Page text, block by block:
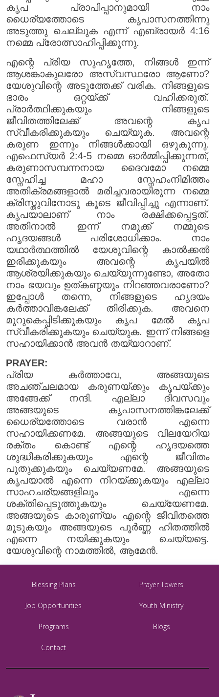
കൃപ പ്രാപിപ്പാനുമായി നാം
ധൈര്യത്തോടെ കൃപാസനത്തിന്നു
അടുത്തു ചെല്ലുക എന്ന് എബ്രായർ 4:16
നമ്മെ പ്രോത്സാഹിപ്പിക്കുന്നു.
എന്റെ പ്രിയ സുഹൃത്തേ, നിങ്ങൾ ഇന്ന്
ആശങ്കാകുലരോ അസ്വസ്ഥരോ ആണോ?
യേശുവിന്റെ അടുത്തേക്ക് വരിക. നിങ്ങളുടെ
ഭാരം ഒറ്റയ്ക്ക് വഹിക്കരുത്.
പ്രാർത്ഥിക്കുകയും നിങ്ങളുടെ
ജീവിതത്തിലേക്ക് അവന്റെ കൃപ
സ്വീകരിക്കുകയും ചെയ്യുക. അവന്റെ
കരുണ ഇന്നും നിങ്ങൾക്കായി ഒഴുകുന്നു.
എഫെസ്യർ 2:4-5 നമ്മെ ഓർമ്മിപ്പിക്കുന്നത്,
കരുണാസമ്പന്നനായ ദൈവമോ നമ്മെ
സ്നേഹിച്ച മഹാ സ്നേഹംനിമിത്തം
അതിക്രമങ്ങളാൽ മരിച്ചവരായിരുന്ന നമ്മെ
ക്രിസ്തുവിനോടു കൂടെ ജീവിപ്പിച്ചു എന്നാണ്.
കൃപയാലാണ് നാം രക്ഷിക്കപ്പെട്ടത്.
അതിനാൽ ഇന്ന് നമുക്ക് നമ്മുടെ
ഹൃദയങ്ങൾ പരിശോധിക്കാം. നാം
യഥാർത്ഥത്തിൽ യേശുവിന്റെ കാൽക്കൽ
ഇരിക്കുകയും അവന്റെ കൃപയിൽ
ആശ്രയിക്കുകയും ചെയ്യുന്നുണ്ടോ, അതോ
നാം ഭയവും ഉത്കണ്ഠയും നിറഞ്ഞവരാണോ?
ഇപ്പോൾ തന്നെ, നിങ്ങളുടെ ഹൃദയം
കർത്താവിങ്കലേക്ക് തിരിക്കുക. അവനെ
മുറുകെപ്പിടിക്കുകയും കൃപ മേൽ കൃപ
സ്വീകരിക്കുകയും ചെയ്യുക. ഇന്ന് നിങ്ങളെ
സഹായിക്കാൻ അവൻ തയ്യാറാണ്.
PRAYER:
പ്രിയ കർത്താവേ, അങ്ങയുടെ
അചഞ്ചലമായ കരുണയ്ക്കും കൃപയ്ക്കും
അങ്ങേക്ക് നന്ദി. എല്ലാ ദിവസവും
അങ്ങയുടെ കൃപാസനത്തിങ്കലേക്ക്
ധൈര്യത്തോടെ വരാൻ എന്നെ
സഹായിക്കണമേ. അങ്ങയുടെ വിലയേറിയ
രക്തം കൊണ്ട് എന്റെ ഹൃദയത്തെ
ശുദ്ധീകരിക്കുകയും എന്റെ ജീവിതം
പുതുക്കുകയും ചെയ്യണമേ. അങ്ങയുടെ
കൃപയാൽ എന്നെ നിറയ്ക്കുകയും എല്ലാ
സാഹചര്യങ്ങളിലും എന്നെ
ശക്തിപ്പെടുത്തുകയും ചെയ്യേണമേ.
അങ്ങയുടെ കാരുണ്യം എന്റെ ജീവിതത്തെ
മൂടുകയും അങ്ങയുടെ പൂർണ്ണ ഹിതത്തിൽ
എന്നെ നയിക്കുകയും ചെയ്യട്ടെ.
യേശുവിന്റെ നാമത്തിൽ, ആമേൻ.
Blessing Plans Prayer Towers
Job Opportunities Youth Ministry
Programs Blogs
Contact